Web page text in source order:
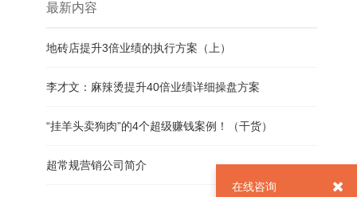
最新内容
地砖店提升3倍业绩的执行方案（上）
李才文：麻辣烫提升40倍业绩详细操盘方案
“挂羊头卖狗肉”的4个超级赚钱案例！（干货）
超常规营销公司简介
在线咨询